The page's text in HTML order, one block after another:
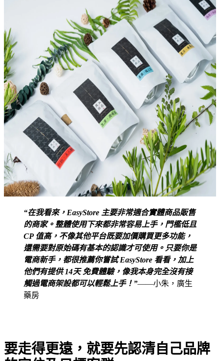
“在我看來，EasyStore 主要非常適合實體商品販售
的商家。整體使用下來都非常容易上手，門檻低且
CP 值高，不像其他平台既要加價購買更多功能，
還需要對原始碼有基本的認識才可使用。只要你是
電商新手，都很推薦你嘗試 EasyStore 看看，加上
他們有提供 14天 免費體驗，像我本身完全沒有接
觸過電商架設都可以輕鬆上手！”——小朱，廣生
藥房
要走得更遠，就要先認清自己品牌